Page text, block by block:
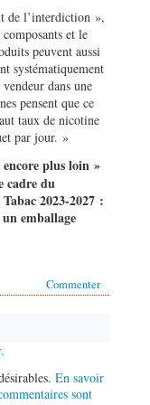
de l’interdiction »,
et le
peuvent aussi
systématiquement
dans une
pensent que ce
taux de nicotine
par jour. »
plus loin »
cadre du
2023-2027 :
emballage
Commenter
En savoir
sont